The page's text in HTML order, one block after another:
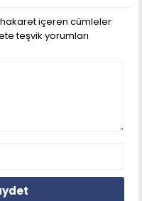
içeren cümleler
teşvik yorumları